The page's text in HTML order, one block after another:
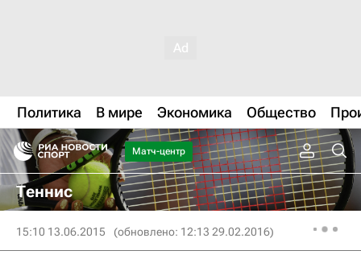
Политика В мире Экономика Общество
Матч-центр
Теннис
15:10 13.06.2015 (обновлено: 12:13 29.02.2016)